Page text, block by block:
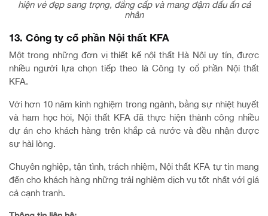
hiện vẻ đẹp sang trọng, đẳng cấp và mang đậm dấu ấn cá
nhân
13. Công ty cổ phần Nội thất KFA
Một trong những đơn vị thiết kế nội thất Hà Nội uy tín, được
nhiều người lựa chọn tiếp theo là Công ty cổ phần Nội thất
KFA.
Với hơn 10 năm kinh nghiệm trong ngành, bằng sự nhiệt huyết
và ham học hỏi, Nội thất KFA đã thực hiện thành công nhiều
dự án cho khách hàng trên khắp cả nước và đều nhận được
sự hài lòng.
Chuyên nghiệp, tận tình, trách nhiệm, Nội thất KFA tự tin mang
đến cho khách hàng những trải nghiệm dịch vụ tốt nhất với giá
cả cạnh tranh.